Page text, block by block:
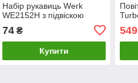
Набір рукавиць Werk
WE2152H з підвіскою
74₴
Купити
549